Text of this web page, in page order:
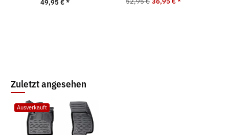
49,95 €*
Zuletzt angesehen
Ausverkauft